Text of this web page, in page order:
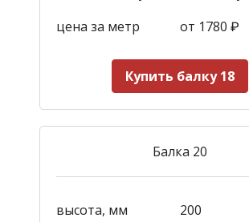
цена за метр
от 1780 ₽
Купить балку 18
Балка 20
высота, мм
200